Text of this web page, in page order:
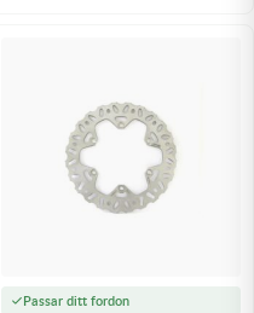
Passar ditt fordon